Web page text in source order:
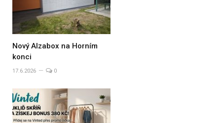
Nový Alzabox na Horním
konci
17.6.2026 0